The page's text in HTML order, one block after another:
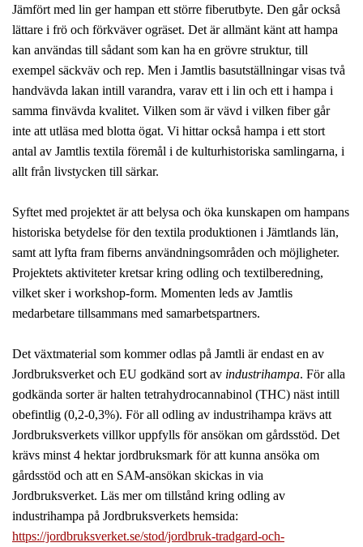
Jämfört med lin ger hampan ett större fiberutbyte. Den går också
lättare i frö och förkväver ogräset. Det är allmänt känt att hampa
kan användas till sådant som kan ha en grövre struktur, till
exempel säckväv och rep. Men i Jamtlis basutställningar visas två
handvävda lakan intill varandra, varav ett i lin och ett i hampa i
samma finvävda kvalitet. Vilken som är vävd i vilken fiber går
inte att utläsa med blotta ögat. Vi hittar också hampa i ett stort
antal av Jamtlis textila föremål i de kulturhistoriska samlingarna, i
allt från livstycken till särkar.
Syftet med projektet är att belysa och öka kunskapen om hampans
historiska betydelse för den textila produktionen i Jämtlands län,
samt att lyfta fram fiberns användningsområden och möjligheter.
Projektets aktiviteter kretsar kring odling och textilberedning,
vilket sker i workshop-form. Momenten leds av Jamtlis
medarbetare tillsammans med samarbetspartners.
Det växtmaterial som kommer odlas på Jamtli är endast en av
Jordbruksverket och EU godkänd sort av industrihampa. För alla
godkända sorter är halten tetrahydrocannabinol (THC) näst intill
obefintlig (0,2-0,3%). För all odling av industrihampa krävs att
Jordbruksverkets villkor uppfylls för ansökan om gårdsstöd. Det
krävs minst 4 hektar jordbruksmark för att kunna ansöka om
gårdsstöd och att en SAM-ansökan skickas in via
Jordbruksverket. Läs mer om tillstånd kring odling av
industrihampa på Jordbruksverkets hemsida:
https://jordbruksverket.se/stod/jordbruk-tradgard-och-